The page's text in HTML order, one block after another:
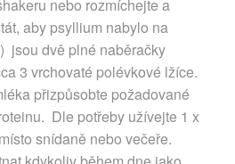
nebo rozmíchejte a
aby psyllium nabylo na
jsou dvě plné naběračky
3 vrchovaté polévkové lžíce.
přizpůsobte požadované
Dle potřeby užívejte 1 x
snídaně nebo večeře.